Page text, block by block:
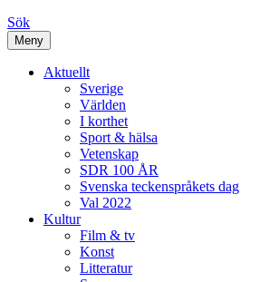
Sök
Meny
Aktuellt
Sverige
Världen
I korthet
Sport & hälsa
Vetenskap
SDR 100 ÅR
Svenska teckenspråkets dag
Val 2022
Kultur
Film & tv
Konst
Litteratur